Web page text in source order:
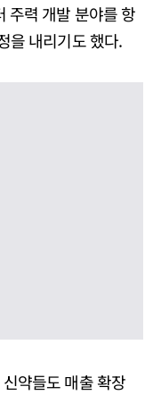
주력 개발 분야를 항
을 내리기도 했다.
약들도 매출 확장